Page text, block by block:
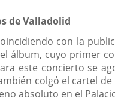
de Valladolid
con la
álbum, cuyo primer
este concierto se
colgó el cartel
absoluto en el